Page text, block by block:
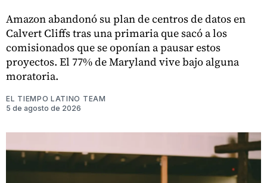
Amazon abandonó su plan de centros de datos en
Calvert Cliffs tras una primaria que sacó a los
comisionados que se oponían a pausar estos
proyectos. El 77% de Maryland vive bajo alguna
moratoria.
EL TIEMPO LATINO TEAM
5 de agosto de 2026